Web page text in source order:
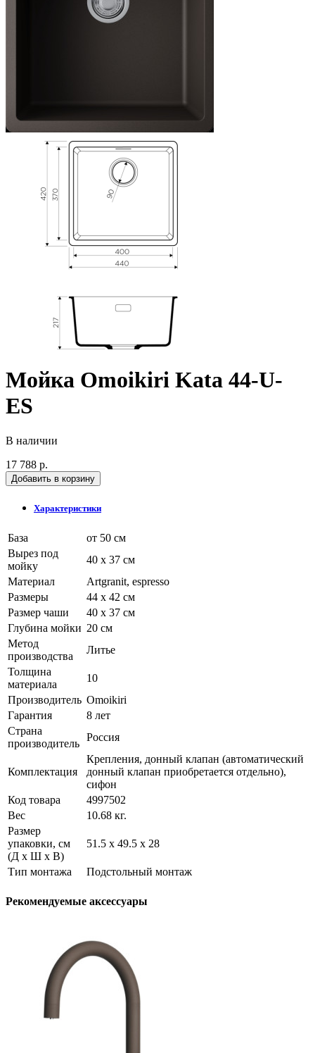
Мойка Omoikiri Kata 44-U-
ES
В наличии
17 788 р.
Добавить в корзину
Характеристики
База
от 50 см
Вырез под
мойку
40 x 37 см
Материал
Artgranit, espresso
Размеры
44 x 42 см
Размер чаши
40 x 37 см
Глубина мойки 20 см
Метод
производства
Литье
Толщина
материала
10
Производитель Omoikiri
Гарантия
8 лет
Страна
производитель
Россия
Комплектация
Крепления, донный клапан (автоматический
донный клапан приобретается отдельно),
сифон
Код товара
4997502
Вес
10.68 кг.
Размер
упаковки, см
(Д х Ш х В)
51.5 х 49.5 х 28
Тип монтажа Подстольный монтаж
Рекомендуемые аксессуары